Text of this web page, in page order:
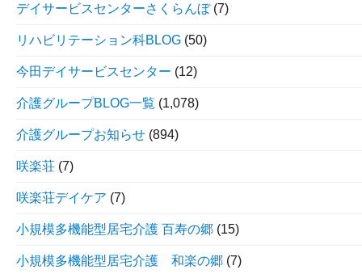
デイサービスセンターさくらんぼ(7)
リハビリテーション科BLOG (50)
今田デイサービスセンター (12)
介護グループBLOG一覧 (1,078)
介護グループお知らせ (894)
咲楽荘 (7)
咲楽荘デイケア (7)
小規模多機能型居宅介護 百寿の郷 (15)
小規模多機能型居宅介護 和楽の郷 (7)